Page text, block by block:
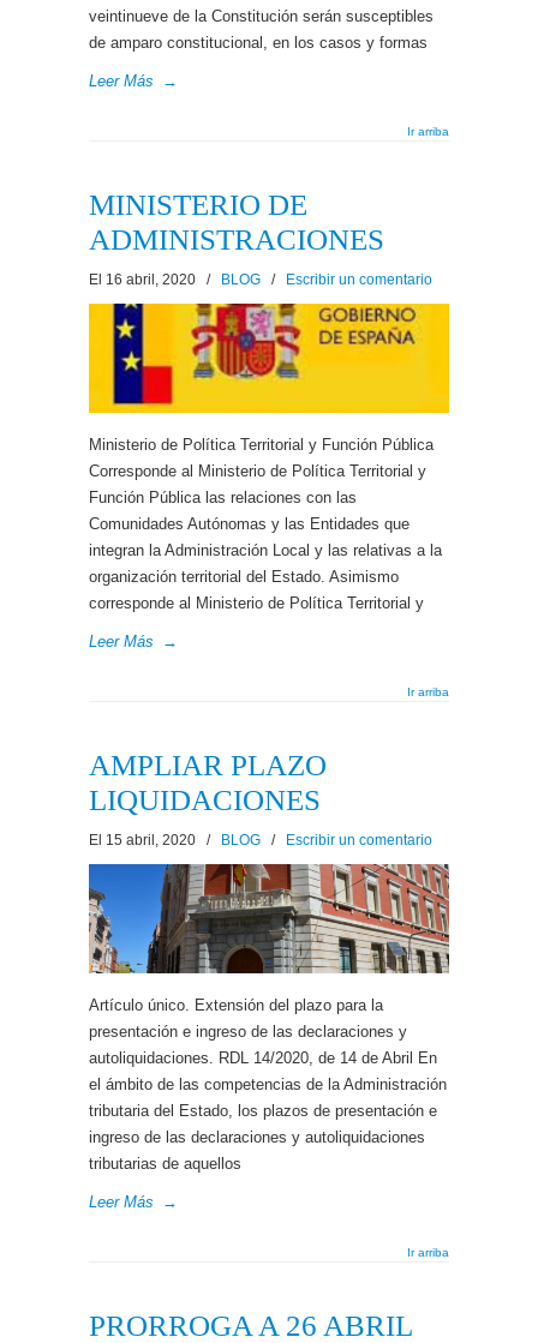
veintinueve de la Constitución serán susceptibles
de amparo constitucional, en los casos y formas
Leer Más →
Ir arriba
MINISTERIO DE
ADMINISTRACIONES
El 16 abril, 2020 / BLOG / Escribir un comentario
Ministerio de Política Territorial y Función Pública
Corresponde al Ministerio de Política Territorial y
Función Pública las relaciones con las
Comunidades Autónomas y las Entidades que
integran la Administración Local y las relativas a la
organización territorial del Estado. Asimismo
corresponde al Ministerio de Política Territorial y
Leer Más →
Ir arriba
AMPLIAR PLAZO
LIQUIDACIONES
El 15 abril, 2020 / BLOG / Escribir un comentario
Artículo único. Extensión del plazo para la
presentación e ingreso de las declaraciones y
autoliquidaciones. RDL 14/2020, de 14 de Abril En
el ámbito de las competencias de la Administración
tributaria del Estado, los plazos de presentación e
ingreso de las declaraciones y autoliquidaciones
tributarias de aquellos
Leer Más →
Ir arriba
PRORROGA A 26 ABRIL